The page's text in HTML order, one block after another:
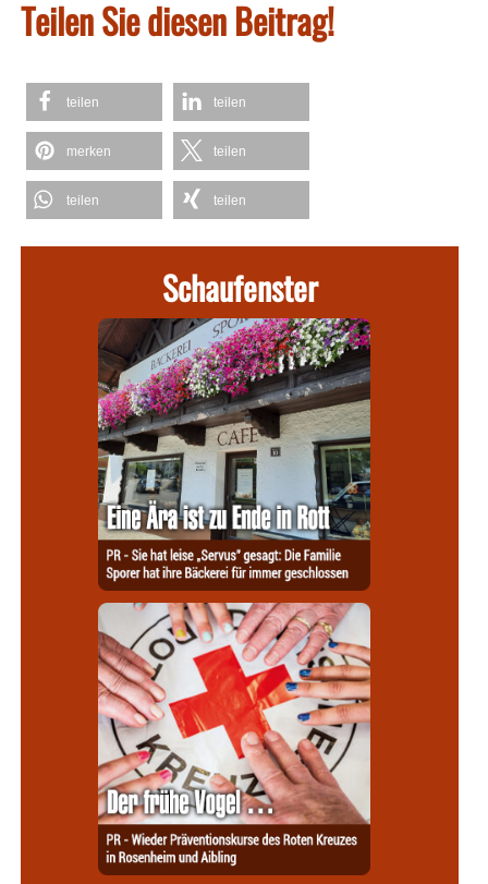
Teilen Sie diesen Beitrag!
teilen teilen
merken teilen
teilen teilen
Schaufenster